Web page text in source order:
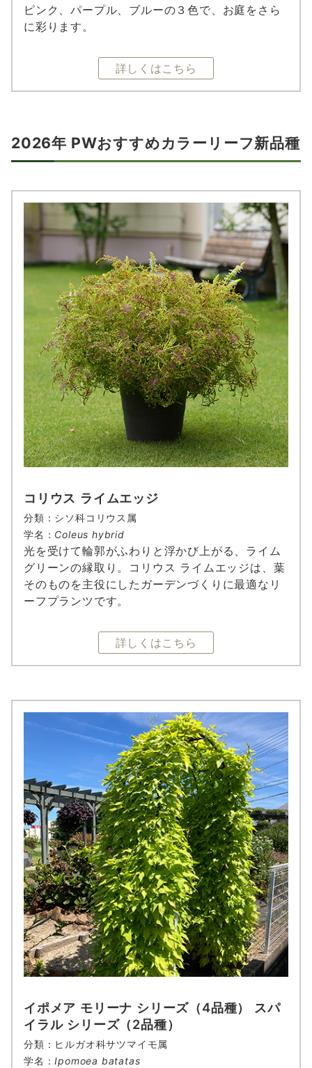
ピンク、パープル、ブルーの３色で、お庭をさら
に彩ります。
詳しくはこちら
2026年 PWおすすめカラーリーフ新品種
コリウス ライムエッジ
分類：シソ科コリウス属
学名： Coleus hybrid
光を受けて輪郭がふわりと浮かび上がる、ライム
グリーンの縁取り。コリウス ライムエッジは、葉
そのものを主役にしたガーデンづくりに最適なリ
ーフプランツです。
詳しくはこちら
イポメア モリーナ シリーズ（4品種） スパ
イラル シリーズ（2品種）
分類：ヒルガオ科サツマイモ属
学名：Ipomoea batatas